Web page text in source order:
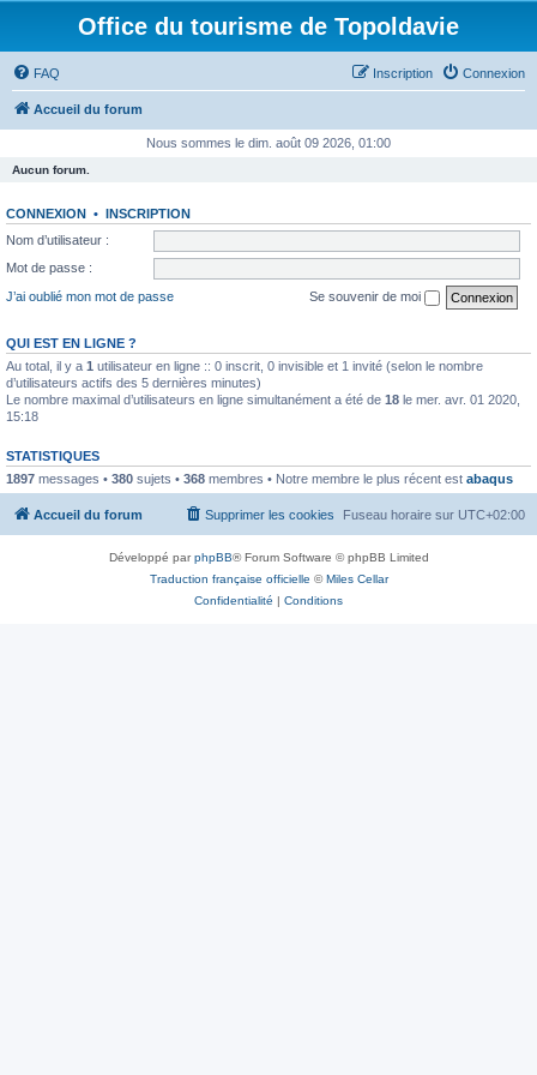
Office du tourisme de Topoldavie
FAQ Connexion
Inscription
Accueil du forum
Nous sommes le dim. août 09 2026, 01:00
Aucun forum.
CONNEXION • INSCRIPTION
Nom d’utilisateur :
Mot de passe :
J’ai oublié mon mot de passe
Se souvenir de moi
QUI EST EN LIGNE ?
Au total, il y a 1 utilisateur en ligne :: 0 inscrit, 0 invisible et 1 invité (selon le nombre
d’utilisateurs actifs des 5 dernières minutes)
Le nombre maximal d’utilisateurs en ligne simultanément a été de 18 le mer. avr. 01 2020,
15:18
STATISTIQUES
1897 messages • 380 sujets • 368 membres • Notre membre le plus récent est abaqus
Accueil du forum Fuseau horaire sur UTC+02:00
Supprimer les cookies
Développé parphpBB® Forum Software © phpBB Limited
Traduction française officielle ©Miles Cellar
Confidentialité | Conditions